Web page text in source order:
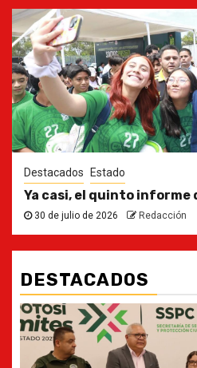
Destacados Estado
Ya casi, el quinto informe
30 de julio de 2026 Redacción
DESTACADOS